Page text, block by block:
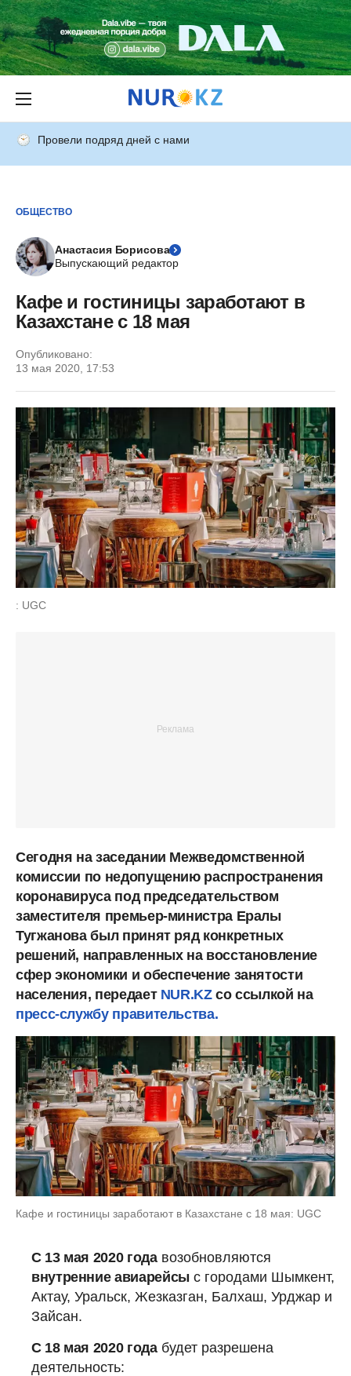
Провели подряд дней с нами
ОБЩЕСТВО
Анастасия Борисова
Выпускающий редактор
Кафе и гостиницы заработают в
Казахстане с 18 мая
Опубликовано:
13 мая 2020, 17:53
: UGC
Сегодня на заседании Межведомственной
комиссии по недопущению распространения
коронавируса под председательством
заместителя премьер-министра Ералы
Тугжанова был принят ряд конкретных
решений, направленных на восстановление
сфер экономики и обеспечение занятости
населения, передаетNUR.KZсо ссылкой на
пресс-службу правительства.
Кафе и гостиницы заработают в Казахстане с 18 мая: UGC
C 13 мая 2020 годавозобновляются
внутренние авиарейсыс городами Шымкент,
Актау, Уральск, Жезказган, Балхаш, Урджар и
Зайсан.
C 18 мая 2020 годабудет разрешена
деятельность: